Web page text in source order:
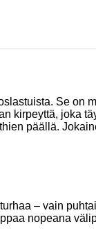
Se on
kirpeyttä, joka
päällä.
– vain
nopeana